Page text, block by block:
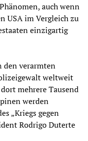
auch wenn
USA im Vergleich zu
einzigartig
den verarmten
weltweit
mehrere Tausend
werden
„Kriegs gegen
Rodrigo Duterte